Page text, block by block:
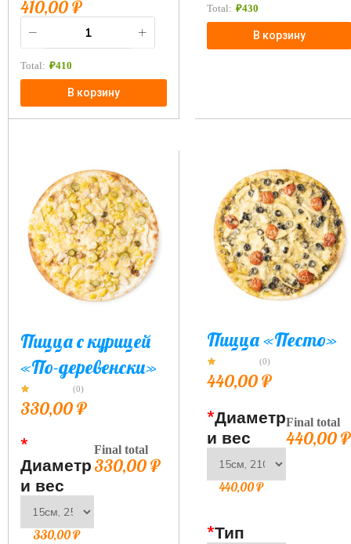
410,00₽
Total: ₽410
В корзину
Total: ₽430
В корзину
Пицца с курицей
«По-деревенски»
(0)
330,00₽
*
Диаметр
и вес
330,00₽
Final total
330,00₽
Пицца «Песто»
(0)
440,00₽
*Диаметр
и вес
440,00₽
*Тип
Final total
440,00₽